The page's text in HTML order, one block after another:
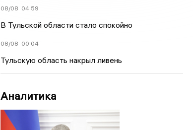
08/08 04:59
В Тульской области стало спокойно
08/08 00:04
Тульскую область накрыл ливень
Аналитика